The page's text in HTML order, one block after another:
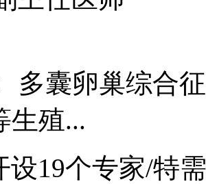
多囊卵巢综合
生殖...
设19个专家/特